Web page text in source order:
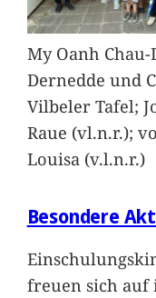
My Oanh
Dernedde und
Vilbeler Tafel;
Raue (vl.n.r.);
Louisa (v.l.n.r.)
Besondere
freuen sich auf